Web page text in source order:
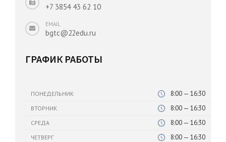
+7 3854 43 62 10
EMAIL
bgtc@22edu.ru
ГРАФИК РАБОТЫ
ПОНЕДЕЛЬНИК 8:00 — 16:30
ВТОРНИК 8:00 — 16:30
СРЕДА 8:00 — 16:30
ЧЕТВЕРГ 8:00 — 16:30